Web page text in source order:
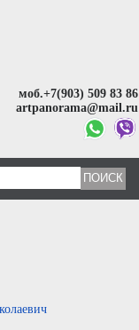
моб.+7(903) 509 83 86
artpanorama@mail.ru